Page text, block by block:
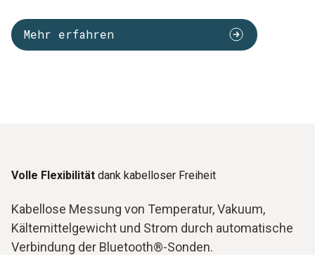
Mehr erfahren
Volle Flexibilität dank kabelloser Freiheit
Kabellose Messung von Temperatur, Vakuum,
Kältemittelgewicht und Strom durch automatische
Verbindung der Bluetooth®-Sonden.